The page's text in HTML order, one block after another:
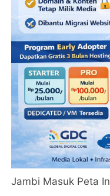
Jambi Masuk Peta